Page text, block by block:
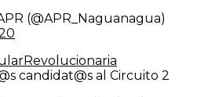
(@APR_Naguanagua)
candidat@s al Circuito 2